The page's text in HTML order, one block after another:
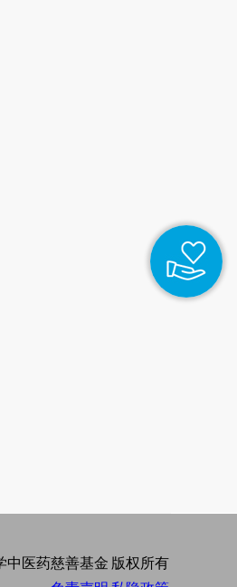
中医药慈善基金 版权所有